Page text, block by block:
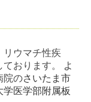
リウマチ性疾
おります。
よ
院のさいたま市
学医学部附属板